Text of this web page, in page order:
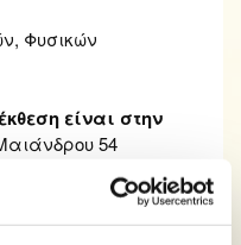
Φυσικών
είναι στην
54
– Λαμίας.